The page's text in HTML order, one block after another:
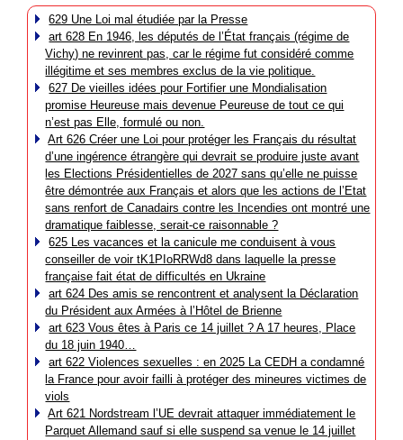
629 Une Loi mal étudiée par la Presse
art 628 En 1946, les députés de l’État français (régime de
Vichy) ne revinrent pas, car le régime fut considéré comme
illégitime et ses membres exclus de la vie politique.
627 De vieilles idées pour Fortifier une Mondialisation
promise Heureuse mais devenue Peureuse de tout ce qui
n’est pas Elle, formulé ou non.
Art 626 Créer une Loi pour protéger les Français du résultat
d’une ingérence étrangère qui devrait se produire juste avant
les Elections Présidentielles de 2027 sans qu’elle ne puisse
être démontrée aux Français et alors que les actions de l’Etat
sans renfort de Canadairs contre les Incendies ont montré une
dramatique faiblesse, serait-ce raisonnable ?
625 Les vacances et la canicule me conduisent à vous
conseiller de voir tK1PIoRRWd8 dans laquelle la presse
française fait état de difficultés en Ukraine
art 624 Des amis se rencontrent et analysent la Déclaration
du Président aux Armées à l’Hôtel de Brienne
art 623 Vous êtes à Paris ce 14 juillet ? A 17 heures, Place
du 18 juin 1940…
art 622 Violences sexuelles : en 2025 La CEDH a condamné
la France pour avoir failli à protéger des mineures victimes de
viols
Art 621 Nordstream l’UE devrait attaquer immédiatement le
Parquet Allemand sauf si elle suspend sa venue le 14 juillet